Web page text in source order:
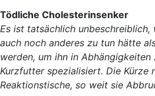
Tödliche Cholesterinsenker
Es ist tatsächlich
auch noch anderes zu tun hätte
werden, um ihn in
Kurzfutter spezialisiert. Die Kürze
Reaktionstische, so weit sie